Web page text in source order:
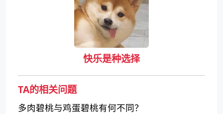
快乐是种选择
TA的相关问题
多肉碧桃与鸡蛋碧桃有何不同？